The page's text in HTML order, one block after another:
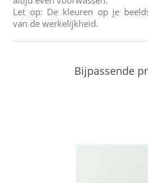
Let op: De kleuren op je
van de werkelijkheid.
Bijpassende